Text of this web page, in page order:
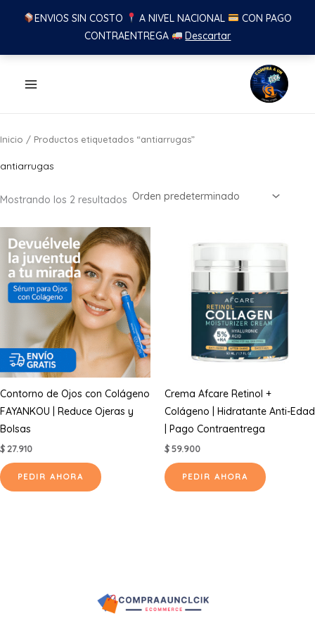
ENVIOS SIN COSTO A NIVEL NACIONAL
CON PAGO
CONTRAENTREGA
Descartar
Inicio / Productos etiquetados “antiarrugas”
antiarrugas
Mostrando los 2 resultados
Contorno de Ojos con Colágeno
FAYANKOU | Reduce Ojeras y
Bolsas
$27.910
PEDIR AHORA
Crema Afcare Retinol +
Colágeno | Hidratante Anti-Edad
| Pago Contraentrega
$59.900
PEDIR AHORA